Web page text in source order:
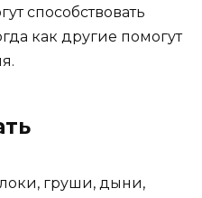
способствовать
как другие помогут
груши, дыни,